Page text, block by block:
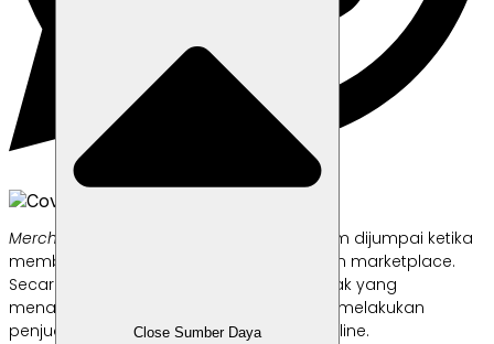
Close Sumber Daya
Merchant
adalah istilah yang cukup umum dijumpai ketika
membicarakan mengenai toko online dan marketplace.
Secara garis besar,
adalah pihak yang
menawarkan jasa atau produk, dan juga melakukan
penjualan baik secara daring maupun offline.